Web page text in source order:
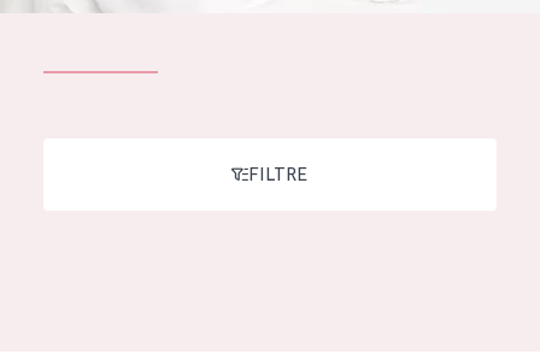
SOLUTIONS POUR LA PEAU
TOUS LES PRODUIT
FILTRE